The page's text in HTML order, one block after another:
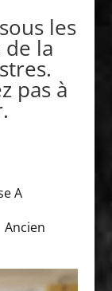
les
la
pas à
A
Ancien